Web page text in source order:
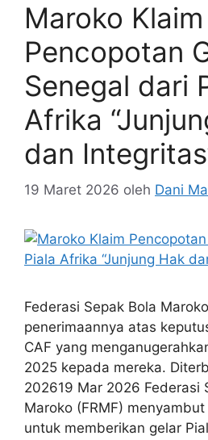
Maroko Klaim
Pencopotan
Senegal dari
Afrika
dan
19 Maret 2026 oleh Dani
Federasi Sepak Bola
penerimaannya atas
CAF yang
2025 kepada mereka.
202619 Mar 2026 Federasi
Maroko (FRMF)
untuk memberikan gelar